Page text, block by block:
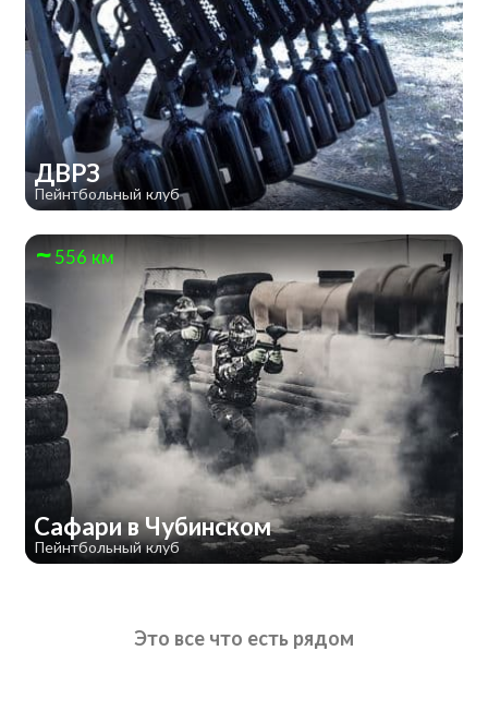
ДВРЗ
Пейнтбольный клуб
556 км
Сафари в Чубинском
Пейнтбольный клуб
Это все что есть рядом